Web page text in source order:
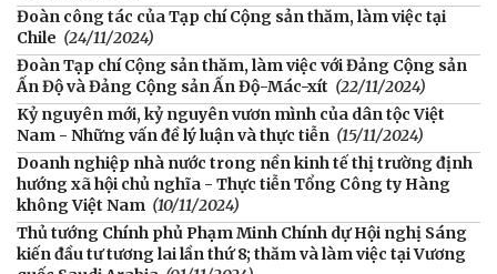
Đoàn công tác của Tạp chí Cộng sản thăm, làm việc tại
Chile (24/11/2024)
Đoàn Tạp chí Cộng sản thăm, làm việc với Đảng Cộng sản
Ấn Độ và Đảng Cộng sản Ấn Độ-Mác-xít (22/11/2024)
Kỷ nguyên mới, kỷ nguyên vươn mình của dân tộc Việt
Nam - Những vấn đề lý luận và thực tiễn (15/11/2024)
Doanh nghiệp nhà nước trong nền kinh tế thị trường định
hướng xã hội chủ nghĩa - Thực tiễn Tổng Công ty Hàng
không Việt Nam (10/11/2024)
Thủ tướng Chính phủ Phạm Minh Chính dự Hội nghị Sáng
kiến đầu tư tương lai lần thứ 8; thăm và làm việc tại Vương